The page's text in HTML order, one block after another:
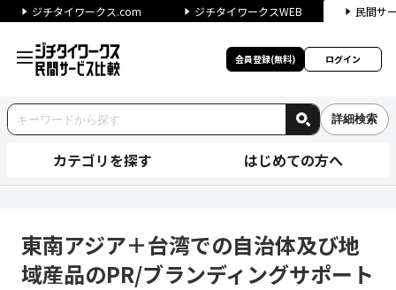
ジチタイワークス.com ジチタイワークスWEB 民間サ
会員登録(無料) ログイン
詳細検索
カテゴリを探す はじめての方へ
東南アジア＋台湾での自治体及び地
域産品のPR/ブランディングサポート